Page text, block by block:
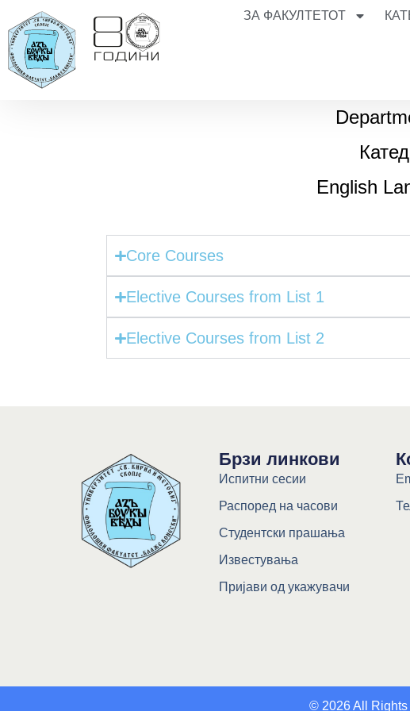
ЗА ФАКУЛТЕТОТ
English
Core Courses
Elective Courses from List 1
Elective Courses from List 2
Брзи линкови
Испитни сесии
Распоред на часови
Студентски прашања
Известувања
Пријави од укажувачи
© 2026 All Rights